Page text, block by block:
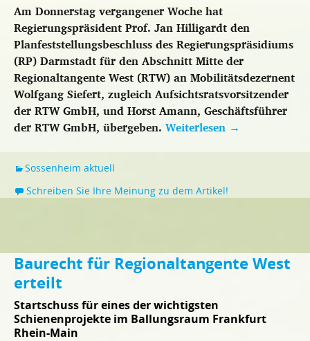
Am Donnerstag vergangener Woche hat
Regierungspräsident Prof. Jan Hilligardt den
Planfeststellungsbeschluss des Regierungspräsidiums
(RP) Darmstadt für den Abschnitt Mitte der
Regionaltangente West (RTW) an Mobilitätsdezernent
Wolfgang Siefert, zugleich Aufsichtsratsvorsitzender
der RTW GmbH, und Horst Amann, Geschäftsführer
der RTW GmbH, übergeben. Weiterlesen →
Sossenheim aktuell
Schreiben Sie Ihre Meinung zu dem Artikel!
Baurecht für Regionaltangente West
erteilt
Startschuss für eines der wichtigsten
Schienenprojekte im Ballungsraum Frankfurt
Rhein-Main